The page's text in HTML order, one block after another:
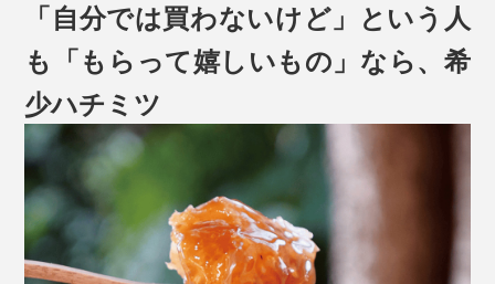
「自分では買わないけど」という人
も「もらって嬉しいもの」なら、希
少ハチミツ